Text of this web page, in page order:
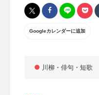
Googleカレンダーに追加
川柳・俳句・短歌